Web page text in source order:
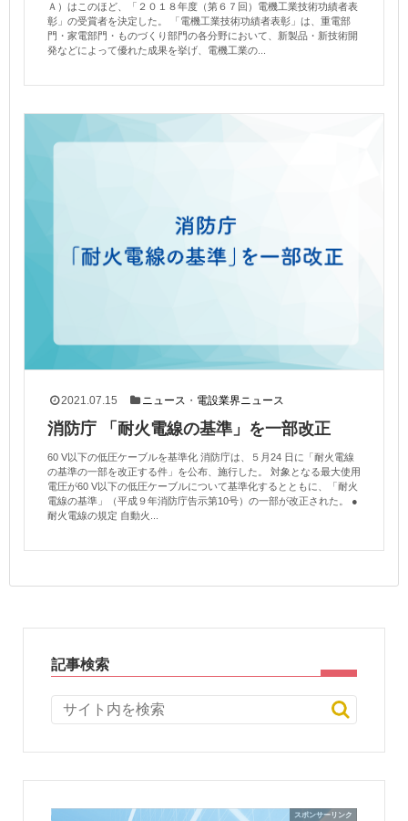
Ａ）はこのほど、「２０１８年度（第６７回）電機工業技術功績者表
彰」の受賞者を決定した。 「電機工業技術功績者表彰」は、重電部
門・家電部門・ものづくり部門の各分野において、新製品・新技術開
発などによって優れた成果を挙げ、電機工業の...
2021.07.15 ニュース ・ 電設業界ニュース
消防庁 「耐火電線の基準」を一部改正
60 V以下の低圧ケーブルを基準化 消防庁は、５月24 日に「耐火電線
の基準の一部を改正する件」を公布、施行した。 対象となる最大使用
電圧が60 V以下の低圧ケーブルについて基準化するとともに、「耐火
電線の基準」（平成９年消防庁告示第10号）の一部が改正された。 ●
耐火電線の規定 自動火...
記事検索